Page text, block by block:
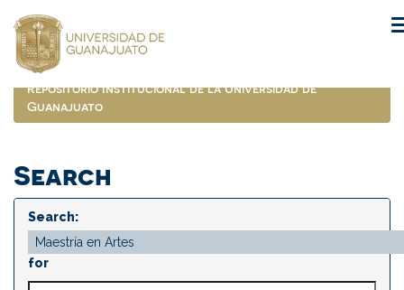
navigation
Repositorio Institucional de la Universidad de
Guanajuato
Search
Search:
for